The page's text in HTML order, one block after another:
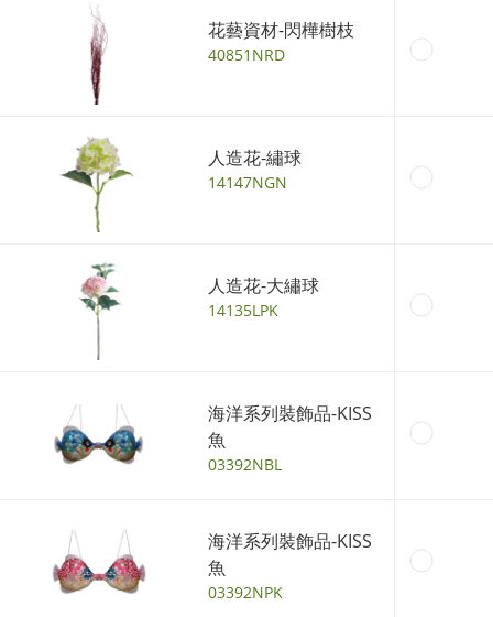
花藝資材-閃樺樹枝
40851NRD
人造花-繡球
14147NGN
人造花-大繡球
14135LPK
海洋系列裝飾品-KISS
魚
03392NBL
海洋系列裝飾品-KISS
魚
03392NPK